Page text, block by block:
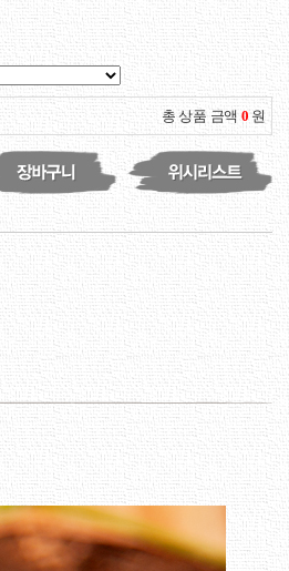
총 상품 금액 0 원